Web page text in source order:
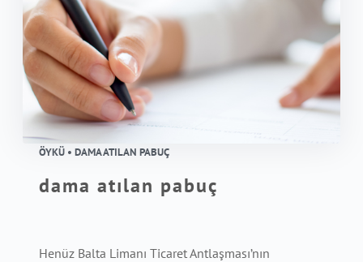
ÖYKÜ • DAMA ATILAN PABUÇ
dama atılan pabuç
Henüz Balta Limanı Ticaret Antlaşması’nın